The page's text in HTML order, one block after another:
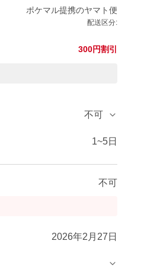
ポケマル提携のヤマト便
配送区分:
300円割引
不可
1~5日
不可
2026年2月27日